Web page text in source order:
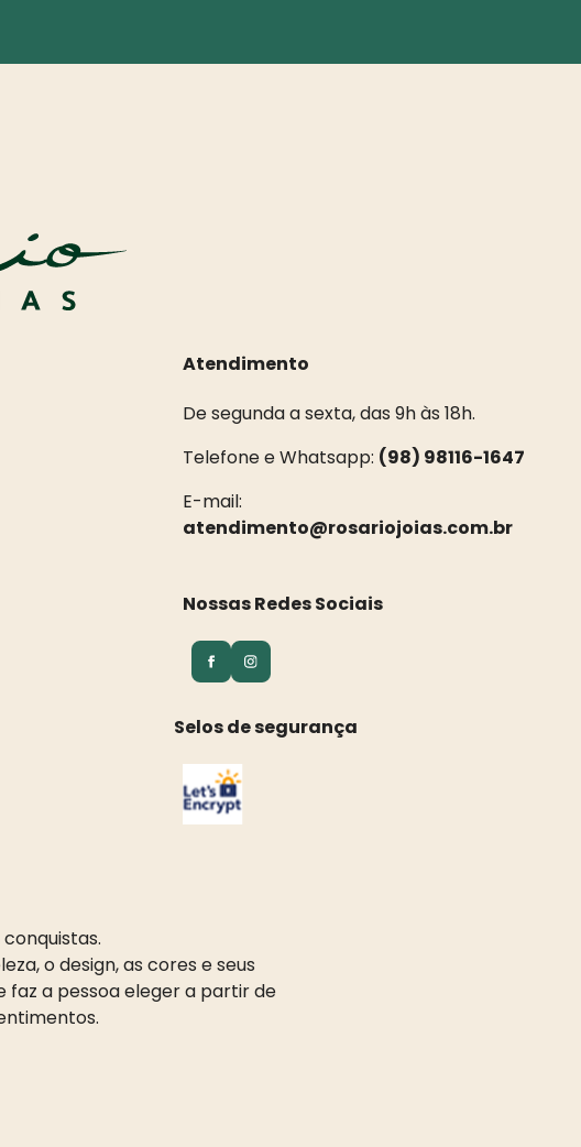
Atendimento
De segunda a sexta, das 9h às 18h.
Telefone e Whatsapp: (98) 98116-1647
E-mail:
atendimento@rosariojoias.com.br
Nossas Redes Sociais
Selos de segurança
o design, as cores e seus
a pessoa eleger a partir de